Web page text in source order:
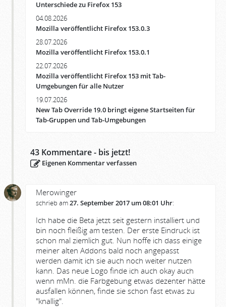
Unterschiede zu Firefox 153
04.08.2026
Mozilla veröffentlicht Firefox 153.0.3
28.07.2026
Mozilla veröffentlicht Firefox 153.0.1
22.07.2026
Mozilla veröffentlicht Firefox 153 mit Tab-
Umgebungen für alle Nutzer
19.07.2026
New Tab Override 19.0 bringt eigene Startseiten für
Tab-Gruppen und Tab-Umgebungen
43 Kommentare - bis jetzt!
Eigenen Kommentar verfassen
Merowinger
schrieb am27. September 2017 um 08:01 Uhr:
Ich habe die Beta jetzt seit gestern installiert und
bin noch fleißig am testen. Der erste Eindruck ist
schon mal ziemlich gut. Nun hoffe ich dass einige
meiner alten Addons bald noch angepasst
werden damit ich sie auch noch weiter nutzen
kann. Das neue Logo finde ich auch okay auch
wenn mMn. die Farbgebung etwas dezenter hätte
ausfallen können, finde sie schon fast etwas zu
"knallig".